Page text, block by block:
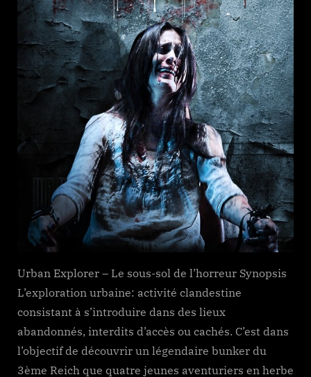
Urban Explorer – Le sous-sol de l’horreur Synopsis
L’exploration urbaine: activité clandestine
consistant à s’introduire dans des lieux
abandonnés, interdits d’accès ou cachés. C’est dans
l’objectif de découvrir un légendaire bunker du
3ème Reich que quatre jeunes aventuriers en herbe